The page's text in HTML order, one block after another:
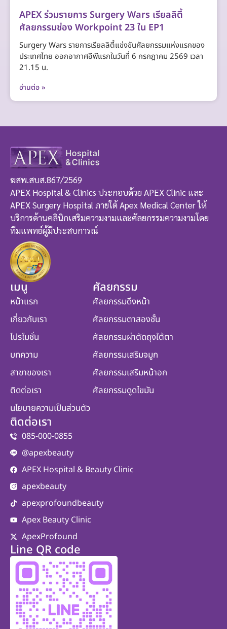
APEX ร่วมรายการ Surgery Wars เรียลลิตี้
ศัลยกรรมช่อง Workpoint 23 ใน EP1
Surgery Wars รายการเรียลลิตี้แข่งขันศัลยกรรมแห่งแรกของ
ประเทศไทย ออกอากาศอีพีแรกในวันที่ 6 กรกฎาคม 2569 เวลา
21.15 น.
อ่านต่อ »
ฆสพ.สบส.867/2569
APEX Hospital & Clinics ประกอบด้วย APEX Clinic และ
APEX Surgery Hospital ภายใต้ Apex Medical Center ให้
บริการด้านคลินิกเสริมความงามและศัลยกรรมความงามโดย
ทีมแพทย์ผู้มีประสบการณ์
เมนู
หน้าแรก
เกี่ยวกับเรา
โปรโมชั่น
บทความ
สาขาของเรา
ติดต่อเรา
นโยบายความเป็นส่วนตัว
ศัลยกรรม
ศัลยกรรมดึงหน้า
ศัลยกรรมตาสองชั้น
ศัลยกรรมผ่าตัดถุงใต้ตา
ศัลยกรรมเสริมจมูก
ศัลยกรรมเสริมหน้าอก
ศัลยกรรมดูดไขมัน
ติดต่อเรา
085-000-0855
@apexbeauty
APEX Hospital & Beauty Clinic
apexbeauty
apexprofoundbeauty
Apex Beauty Clinic
ApexProfound
Line QR code